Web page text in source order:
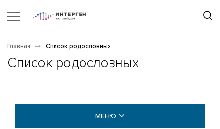
Главная Список родословных
Список родословных
МЕНЮ